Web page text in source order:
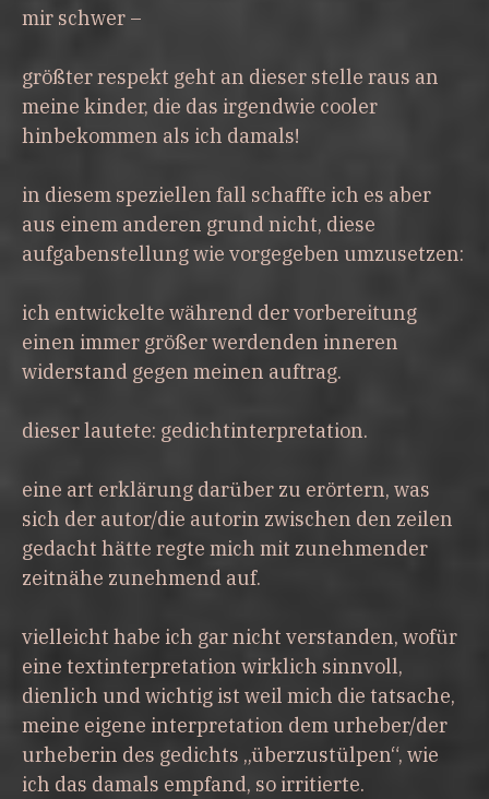
mir schwer –
größter respekt geht an dieser stelle raus an
meine kinder, die das irgendwie cooler
hinbekommen als ich damals!
in diesem speziellen fall schaffte ich es aber
aus einem anderen grund nicht, diese
aufgabenstellung wie vorgegeben umzusetzen:
ich entwickelte während der vorbereitung
einen immer größer werdenden inneren
widerstand gegen meinen auftrag.
dieser lautete: gedichtinterpretation.
eine art erklärung darüber zu erörtern, was
sich der autor/die autorin zwischen den zeilen
gedacht hätte regte mich mit zunehmender
zeitnähe zunehmend auf.
vielleicht habe ich gar nicht verstanden, wofür
eine textinterpretation wirklich sinnvoll,
dienlich und wichtig ist weil mich die tatsache,
meine eigene interpretation dem urheber/der
urheberin des gedichts „überzustülpen“, wie
ich das damals empfand, so irritierte.